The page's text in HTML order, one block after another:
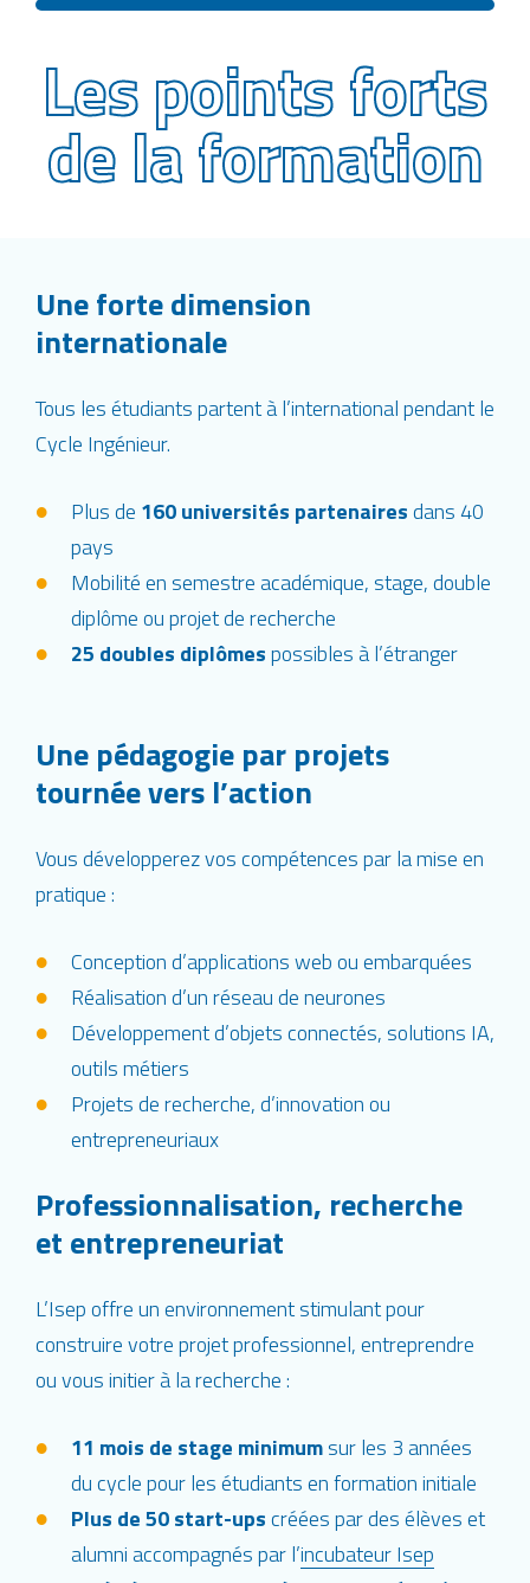
Les points forts
de la formation
Une forte dimension
internationale
Tous les étudiants partent à l’international pendant le
Cycle Ingénieur.
Plus de 160 universités partenairesdans 40
pays
Mobilité en semestre académique, stage, double
diplôme ou projet de recherche
25 doubles diplômespossibles à l’étranger
Une pédagogie par projets
tournée vers l’action
Vous développerez vos compétences par la mise en
pratique :
Conception d’applications web ou embarquées
Réalisation d’un réseau de neurones
Développement d’objets connectés, solutions IA,
outils métiers
Projets de recherche, d’innovation ou
entrepreneuriaux
Professionnalisation, recherche
et entrepreneuriat
L’Isep offre un environnement stimulant pour
construire votre projet professionnel, entreprendre
ou vous initier à la recherche :
11 mois de stage minimumsur les 3 années
du cycle pour les étudiants en formation initiale
Plus de 50 start-upscréées par des élèves et
alumni accompagnés par l’incubateur Isep